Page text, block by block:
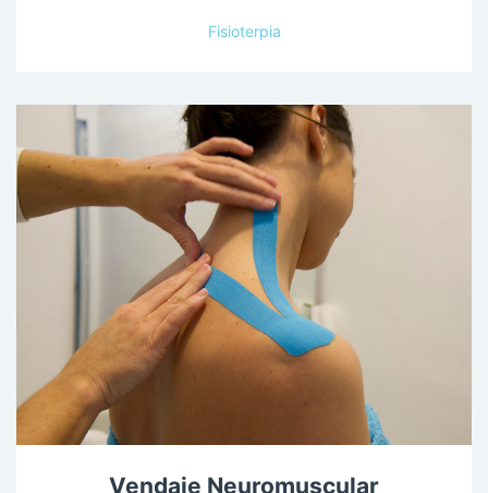
Fisioterpia
Vendaje Neuromuscular